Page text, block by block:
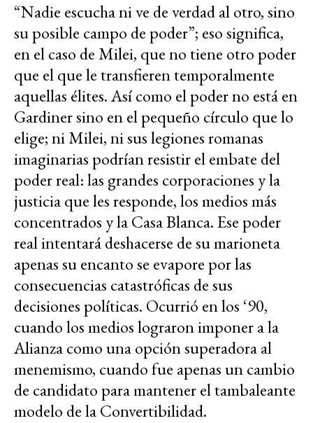
“Nadie escucha ni ve de verdad al otro, sino
su posible campo de poder”; eso significa,
en el caso de Milei, que no tiene otro poder
que el que le transfieren temporalmente
aquellas élites. Así como el poder no está en
Gardiner sino en el pequeño círculo que lo
elige; ni Milei, ni sus legiones romanas
imaginarias podrían resistir el embate del
poder real: las grandes corporaciones y la
justicia que les responde, los medios más
concentrados y la Casa Blanca. Ese poder
real intentará deshacerse de su marioneta
apenas su encanto se evapore por las
consecuencias catastróficas de sus
decisiones políticas. Ocurrió en los ‘90,
cuando los medios lograron imponer a la
Alianza como una opción superadora al
menemismo, cuando fue apenas un cambio
de candidato para mantener el tambaleante
modelo de la Convertibilidad.